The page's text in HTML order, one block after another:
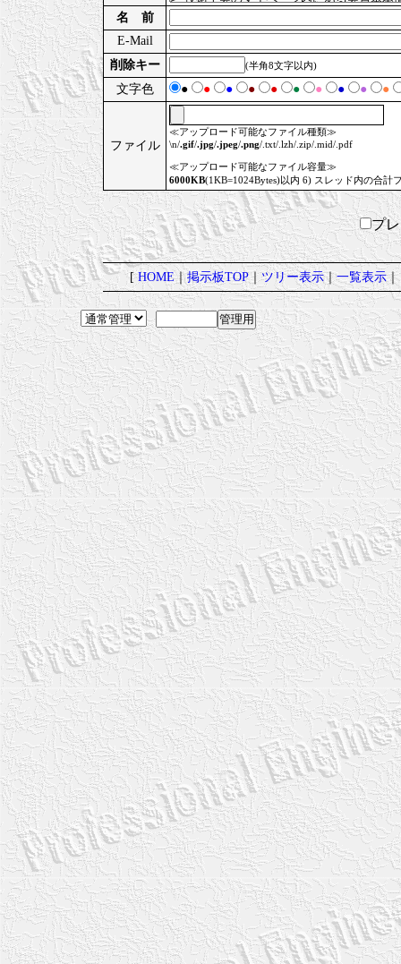
名 前
E-Mail
削除キー
(半角8文字以内)
文字色 ● ● ● ● ● ● ● ● ● ●
ファイル
≪アップロード可能なファイル種類≫
\n/.gif/.jpg/.jpeg/.png/.txt/.lzh/.zip/.mid/.pdf
≪アップロード可能なファイル容量≫
6000KB(1KB=1024Bytes)以内 6) スレッド内の合計
プ
[HOME｜掲示板TOP｜ツリー表示｜一覧表示｜